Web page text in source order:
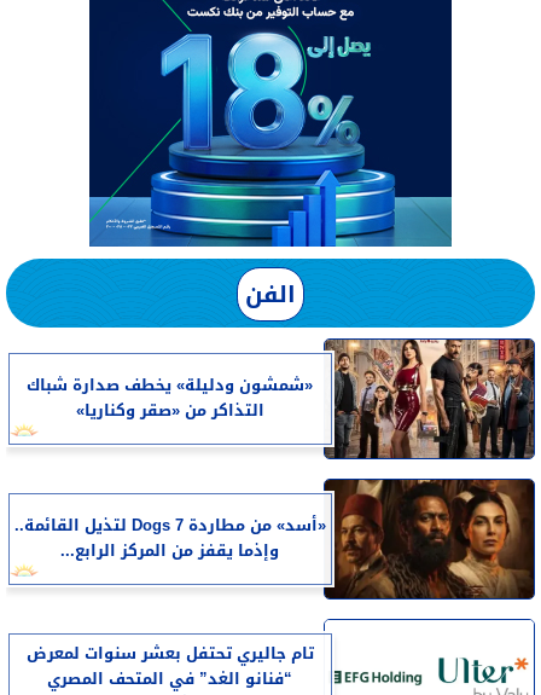
الفن
«شمشون ودليلة» يخطف صدارة شباك
التذاكر من «صقر وكناريا»
«أسد» من مطاردة 7 Dogs لتذيل القائمة..
وإذما يقفز من المركز الرابع...
تام جاليري تحتفل بعشر سنوات لمعرض
“فنانو الغد” في المتحف المصري